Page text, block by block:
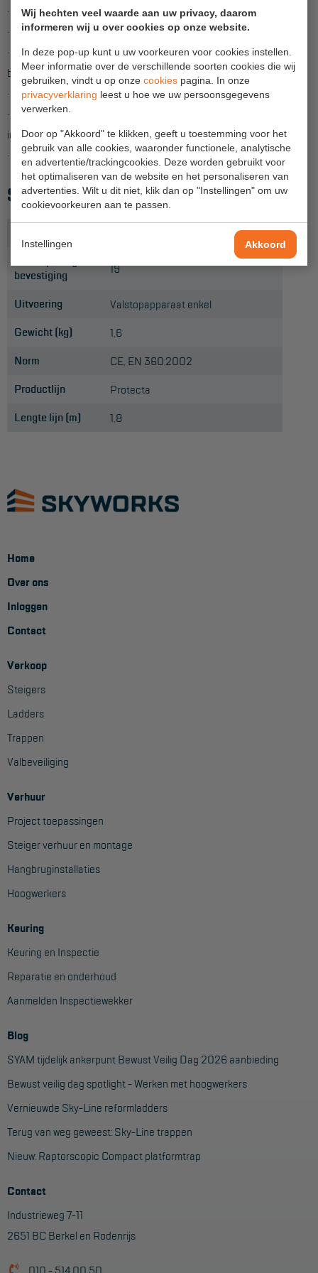
Wij hechten veel waarde aan uw privacy, daarom
informeren wij u over cookies op onze website.
In deze pop-up kunt u uw voorkeuren voor cookies instellen.
Meer informatie over de verschillende soorten cookies die wij
gebruiken, vindt u op onze cookies pagina. In onze
privacyverklaring leest u hoe we uw persoonsgegevens
verwerken.
Door op "Akkoord" te klikken, geeft u toestemming voor het
gebruik van alle cookies, waaronder functionele, analytische
en advertentie/trackingcookies. Deze worden gebruikt voor
het optimaliseren van de website en het personaliseren van
advertenties. Wilt u dit niet, klik dan op "Instellingen" om uw
cookievoorkeuren aan te passen.
Instellingen Akkoord
Project toepassingen
Hoogbouw
Industrie
KEURING
Keuring en Inspectie
Ladders en trappen
Steigers
Valbeveiliging
Reparatie en onderhoud
Aanmelden Inspectiewekker
Blog
SUPPORT
Handleidingen
Tips en trucs
Veelgestelde vragen
Wet- en regelgeving
Garantie
Algemene voorwaarden
Webshop voorwaarden
· Zelfborgende karabijnhaak 19 mm opening op reddingslijn
· Compact, lichtgewicht ontwerp
· Stevige en stootvaste, stapelbare thermoplastische
behuizing
· Snel activerende snelheidsbepaling remsysteem
· Hoge capaciteit externe energieabsorberende inrichting en
impact-indicator
· Verschillende configuraties beschikbaar
SPECIFICATIES
bevestiging
19
Uitvoering Valstopapparaat enkel
Gewicht (kg) 1,6
Norm CE, EN 360:2002
Productlijn Protecta
Lengte lijn (m) 1,8
Home
Over ons
Inloggen
Contact
Verkoop
Steigers
Ladders
Trappen
Valbeveiliging
Verhuur
Project toepassingen
Steiger verhuur en montage
Hangbruginstallaties
Hoogwerkers
Keuring
Keuring en Inspectie
Reparatie en onderhoud
Aanmelden Inspectiewekker
Blog
SYAM tijdelijk ankerpunt Bewust Veilig Dag 2026 aanbieding
Bewust veilig dag spotlight - Werken met hoogwerkers
Vernieuwde Sky-Line reformladders
Terug van weg geweest: Sky-Line trappen
Nieuw: Raptorscopic Compact platformtrap
Contact
Industrieweg 7-11
2651 BC Berkel en Rodenrijs